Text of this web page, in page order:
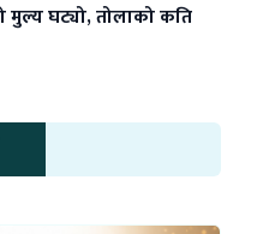
मुल्य घट्यो, तोलाको कति